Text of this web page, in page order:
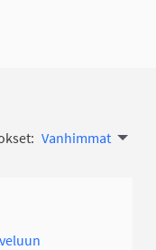
Vanhimmat